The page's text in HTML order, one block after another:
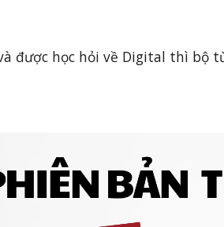
được học hỏi về Digital thì bộ